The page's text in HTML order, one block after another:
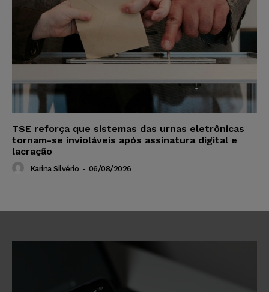
TSE reforça que sistemas das urnas eletrônicas
tornam-se invioláveis após assinatura digital e
lacração
Karina Silvério - 06/08/2026